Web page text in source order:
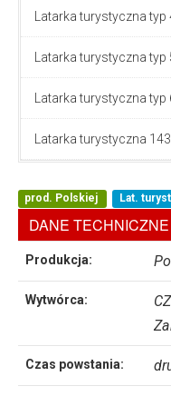
Latarka turystyczna typ
Latarka turystyczna typ
Latarka turystyczna typ
Latarka turystyczna
prod. Polskiej Lat.
DANE TECHNICZNE
Produkcja:
Wytwórca:
Czas powstania: